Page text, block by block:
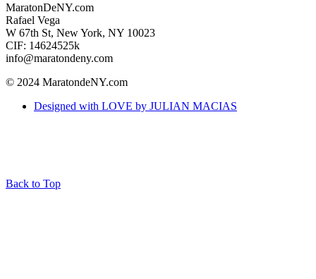
MaratonDeNY.com
Rafael Vega
W 67th St, New York, NY 10023
CIF: 14624525k
info@maratondeny.com
© 2024 MaratondeNY.com
Designed with LOVE by JULIAN MACIAS
Back to Top